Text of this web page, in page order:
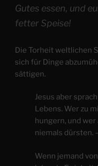
Gutes essen, und
fetter Speise!
Die Torheit weltlichen
sich für Dinge
sättigen.
Jesus aber
Lebens. Wer zu
hungern, und
niemals dürsten.
Wenn jemand